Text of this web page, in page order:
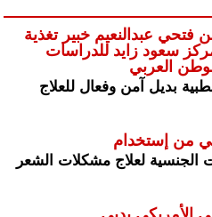
فتحي عبدالنعيم خبير تغذية
سعود زايد للدراسات
العربي
بديل آمن وفعال للعلاج
من إستخدام
الجنسية لعلاج مشكلات الشعر